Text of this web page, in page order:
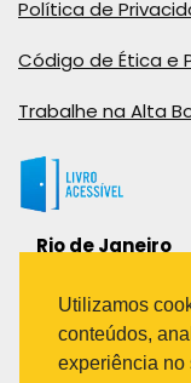
Política de
Código de Ética e
Trabalhe na Alta
Rio de Janeiro
Bairro
Rio de
Telefone:
Utilizamos
conteúdos,
experiência no